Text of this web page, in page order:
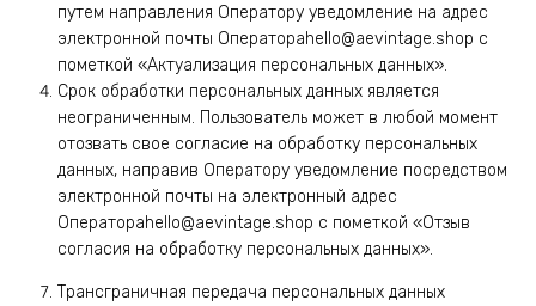
путем направления Оператору уведомление на адрес
электронной почты Оператораhello@aevintage.shop с
пометкой «Актуализация персональных данных».
Срок обработки персональных данных является
неограниченным. Пользователь может в любой момент
отозвать свое согласие на обработку персональных
данных, направив Оператору уведомление посредством
электронной почты на электронный адрес
Оператораhello@aevintage.shop с пометкой «Отзыв
согласия на обработку персональных данных».
Трансграничная передача персональных данных